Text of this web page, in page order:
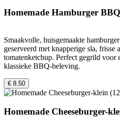
Homemade Hamburger
Smaakvolle, huisgemaakte
geserveerd met knapperige sla, frisse
tomatenketchup. Perfect gegrild voor
klassieke BBQ-beleving.
€ 8.50
Homemade Cheeseburger-